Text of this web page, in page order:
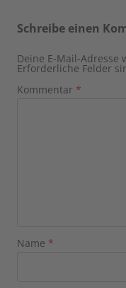
Schreibe einen
Deine E-Mail-
Erforderliche Felder
Kommentar *
Name *